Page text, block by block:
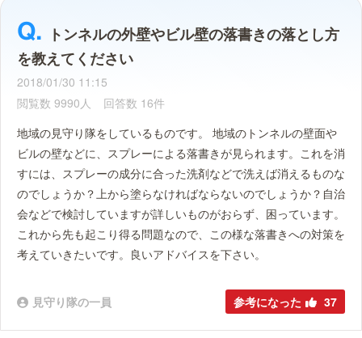
トンネルの外壁やビル壁の落書きの落とし方
を教えてください
2018/01/30 11:15
閲覧数 9990人 回答数 16件
地域の見守り隊をしているものです。 地域のトンネルの壁面や
ビルの壁などに、スプレーによる落書きが見られます。これを消
すには、スプレーの成分に合った洗剤などで洗えば消えるものな
のでしょうか？上から塗らなければならないのでしょうか？自治
会などで検討していますが詳しいものがおらず、困っています。
これから先も起こり得る問題なので、この様な落書きへの対策を
考えていきたいです。良いアドバイスを下さい。
見守り隊の一員 参考になった 37